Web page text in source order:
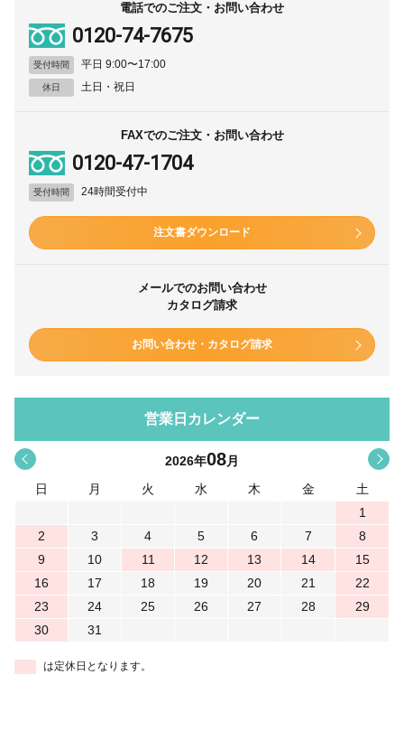
電話でのご注文・お問い合わせ
0120-74-7675
受付時間 平日 9:00〜17:00
休日 土日・祝日
FAXでのご注文・お問い合わせ
0120-47-1704
受付時間 24時間受付中
注文書ダウンロード
メールでのお問い合わせ
カタログ請求
お問い合わせ・カタログ請求
営業日カレンダー
< 2026年08月
日
月 火 水 木 金
土
1
2
3 4 5 6 7
8
9
10 11 12 13 14
15
16
17 18 19 20 21
22
23
24 25 26 27 28
29
30
31
は定休日となります。